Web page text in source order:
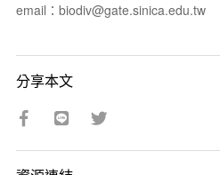
email：biodiv@gate.sinica.edu.tw
分享本文